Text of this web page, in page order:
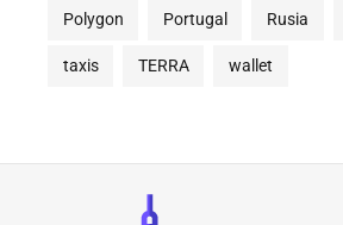
Polygon Portugal Rusia
taxis TERRA wallet